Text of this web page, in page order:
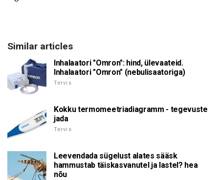
Similar articles
Inhalaatori "Omron": hind, ülevaateid.
Inhalaatori "Omron" (nebulisaatoriga)
Tervis
Kokku termomeetriadiagramm - tegevuste
jada
Tervis
Leevendada sügelust alates sääsk
hammustab täiskasvanutel ja lastel? hea
nõu